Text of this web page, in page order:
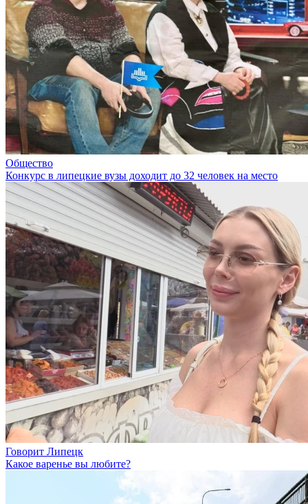
Общество
Конкурс в липецкие вузы доходит до 32 человек на место
Говорит Липецк
Какое варенье вы любите?